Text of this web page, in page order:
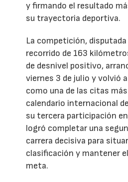
y firmando el resultado
su trayectoria deportiva.
La competición, disputada
recorrido de 163
de desnivel positivo,
viernes 3 de julio y volvió
como una de las citas
calendario internacional
su tercera participación en
logró completar una
carrera decisiva para
clasificación y mantener
meta.